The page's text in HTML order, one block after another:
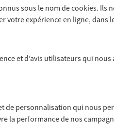
sous le nom decookies. Ils
expérience en ligne, dans
et d’avis utilisateurs qui
de personnalisation qui nous
la performance de nos